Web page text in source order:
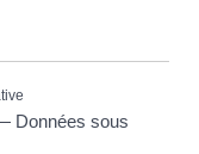
Données sous